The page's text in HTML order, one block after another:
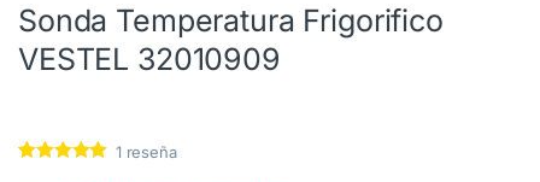
Sonda Temperatura Frigorifico
VESTEL 32010909
1 reseña